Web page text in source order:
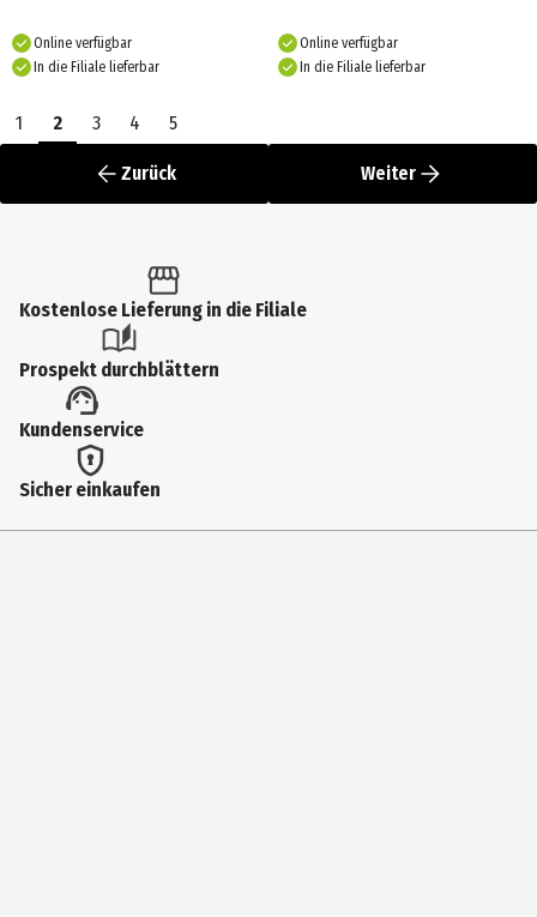
Online verfügbar
In die Filiale lieferbar
Online verfügbar
In die Filiale lieferbar
1 2 3 4 5
Zurück Weiter
Kostenlose Lieferung in die Filiale
Prospekt durchblättern
Kundenservice
Sicher einkaufen